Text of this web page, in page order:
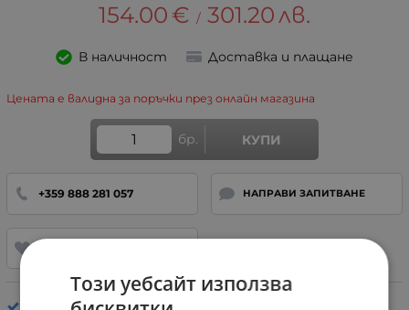
154.00 € / 301.20лв.
В наличност Доставка и плащане
Цената е валидна за поръчки през онлайн магазина
бр. КУПИ
+359 888 281 057 НАПРАВИ ЗАПИТВАНЕ
Стелка: Анатомична
Този уебсайт използва